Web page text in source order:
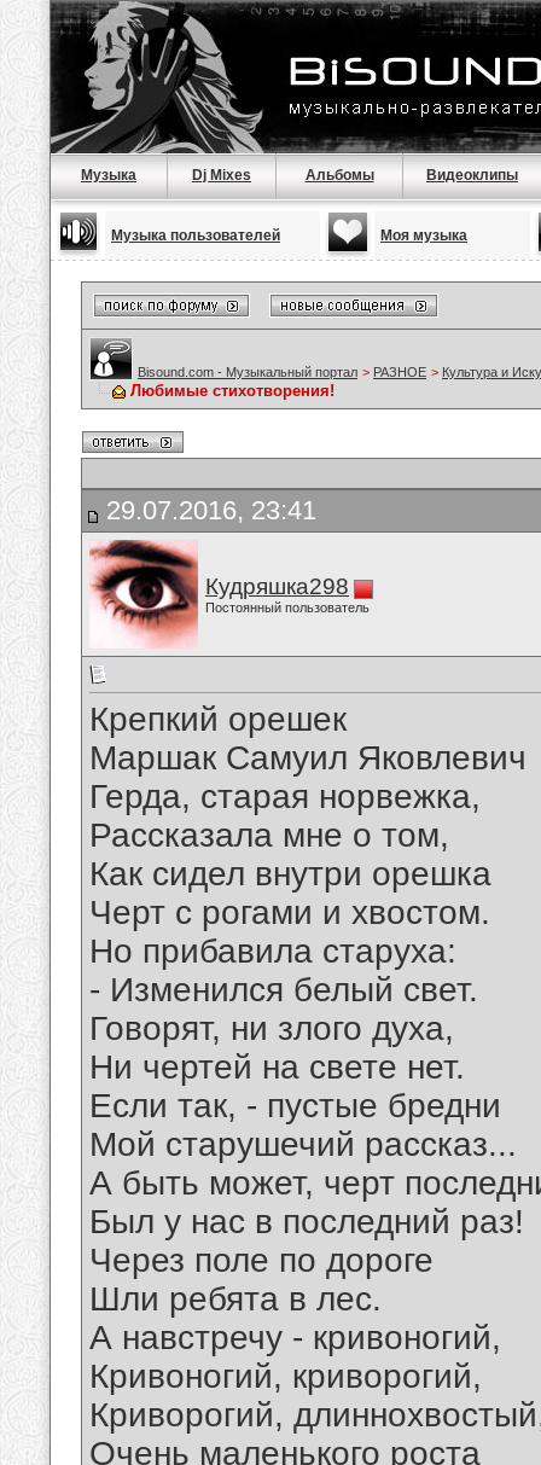
Музыка Dj Mixes Альбомы Видеоклипы
Музыка пользователей Моя музыка
Bisound.com - Музыкальный портал > РАЗНОЕ > Культура и
Любимые стихотворения!
29.07.2016, 23:41
Кудряшка298
Постоянный пользователь
Крепкий орешек
Маршак Самуил Яковлевич
Герда, старая норвежка,
Рассказала мне о том,
Как сидел внутри орешка
Черт с рогами и хвостом.
Но прибавила старуха:
- Изменился белый свет.
Говорят, ни злого духа,
Ни чертей на свете нет.
Если так, - пустые бредни
Мой старушечий рассказ...
А быть может, черт
Был у нас в последний раз!
Через поле по дороге
Шли ребята в лес.
А навстречу - кривоногий,
Кривоногий, криворогий,
Криворогий,
Очень маленького роста